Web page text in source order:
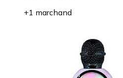
+1 marchand